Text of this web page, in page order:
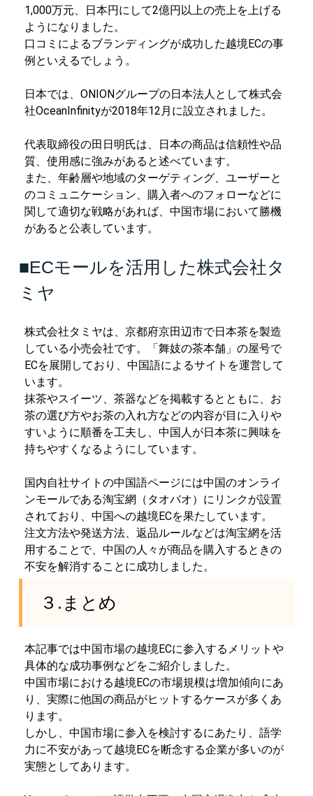
1,000万元、日本円にして2億円以上の売上を上げる
ようになりました。
口コミによるブランディングが成功した越境ECの事
例といえるでしょう。
日本では、ONIONグループの日本法人として株式会
社OceanInfinityが2018年12月に設立されました。
代表取締役の田日明氏は、日本の商品は信頼性や品
質、使用感に強みがあると述べています。
また、年齢層や地域のターゲティング、ユーザーと
のコミュニケーション、購入者へのフォローなどに
関して適切な戦略があれば、中国市場において勝機
があると公表しています。
■ECモールを活用した株式会社タ
ミヤ
株式会社タミヤは、京都府京田辺市で日本茶を製造
している小売会社です。「舞妓の茶本舗」の屋号で
ECを展開しており、中国語によるサイトを運営して
います。
抹茶やスイーツ、茶器などを掲載するとともに、お
茶の選び方やお茶の入れ方などの内容が目に入りや
すいように順番を工夫し、中国人が日本茶に興味を
持ちやすくなるようにしています。
国内自社サイトの中国語ページには中国のオンライ
ンモールである淘宝網（タオバオ）にリンクが設置
されており、中国への越境ECを果たしています。
注文方法や発送方法、返品ルールなどは淘宝網を活
用することで、中国の人々が商品を購入するときの
不安を解消することに成功しました。
３.まとめ
本記事では中国市場の越境ECに参入するメリットや
具体的な成功事例などをご紹介しました。
中国市場における越境ECの市場規模は増加傾向にあ
り、実際に他国の商品がヒットするケースが多くあ
ります。
しかし、中国市場に参入を検討するにあたり、語学
力に不安があって越境ECを断念する企業が多いのが
実態としてあります。